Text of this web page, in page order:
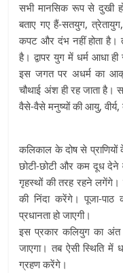
सभी मानसिक रूप से दुखी
बताए गए हैं-सतयुग,
कपट और दंभ नहीं होता है।
है। द्वापर युग में धर्म आधा
इस जगत पर अधर्म का
चौथाई अंश ही रह जाता
वैसे-वैसे मनुष्यों की आयु, वीर्य,
कलिकाल के दोष से प्राणियों
छोटी-छोटी और कम दूध देने
गृहस्थों की तरह रहने लगेंगे।
की निंदा करेंगे। पूजा-पाठ
प्रधानता हो जाएगी।
इस प्रकार कलियुग का अंत
जाएगा। तब ऐसी स्थिति में
ग्रहण करेंगे।